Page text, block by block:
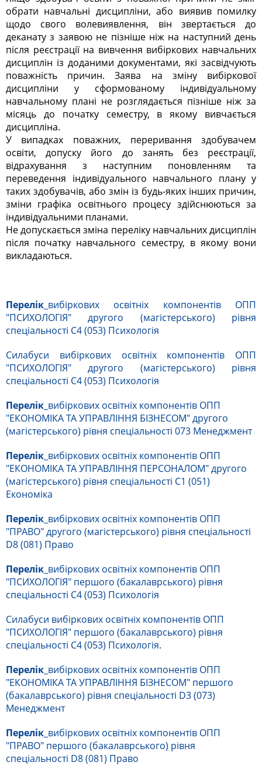
обрати навчальні дисципліни, або виявив помилку
щодо свого волевиявлення, він звертається до
деканату з заявою не пізніше ніж на наступний день
після реєстрації на вивчення вибіркових навчальних
дисциплін із доданими документами, які засвідчують
поважність причин. Заява на зміну вибіркової
дисципліни у сформованому індивідуальному
навчальному плані не розглядається пізніше ніж за
місяць до початку семестру, в якому вивчається
дисципліна.
У випадках поважних, переривання здобувачем
освіти, допуску його до занять без реєстрації,
відрахування з наступним поновленням та
переведення індивідуального навчального плану у
таких здобувачів, або змін із будь-яких інших причин,
зміни графіка освітнього процесу здійснюються за
індивідуальними планами.
Не допускається зміна переліку навчальних дисциплін
після початку навчального семестру, в якому вони
викладаються.
Перелік _вибіркових освітніх компонентів ОПП
"ПСИХОЛОГІЯ" другого (магістерського) рівня
спеціальності С4 (053) Психологія
Силабуси вибіркових освітніх компонентів ОПП
"ПСИХОЛОГІЯ" другого (магістерського) рівня
спеціальності С4 (053) Психологія
Перелік _вибіркових освітніх компонентів ОПП
"ЕКОНОМІКА ТА УПРАВЛІННЯ БІЗНЕСОМ" другого
(магістерського) рівня спеціальності 073 Менеджмент
Перелік _вибіркових освітніх компонентів ОПП
"ЕКОНОМІКА ТА УПРАВЛІННЯ ПЕРСОНАЛОМ" другого
(магістерського) рівня спеціальності С1 (051)
Економіка
Перелік _вибіркових освітніх компонентів ОПП
"ПРАВО" другого (магістерського) рівня спеціальності
D8 (081) Право
Перелік _вибіркових освітніх компонентів ОПП
"ПСИХОЛОГІЯ" першого (бакалаврського) рівня
спеціальності C4 (053) Психологія
Силабуси вибіркових освітніх компонентів ОПП
"ПСИХОЛОГІЯ" першого (бакалаврського) рівня
спеціальності C4 (053) Психологія.
Перелік _вибіркових освітніх компонентів ОПП
"ЕКОНОМІКА ТА УПРАВЛІННЯ БІЗНЕСОМ" першого
(бакалаврського) рівня спеціальності D3 (073)
Менеджмент
Перелік _вибіркових освітніх компонентів ОПП
"ПРАВО" першого (бакалаврського) рівня
спеціальності D8 (081) Право